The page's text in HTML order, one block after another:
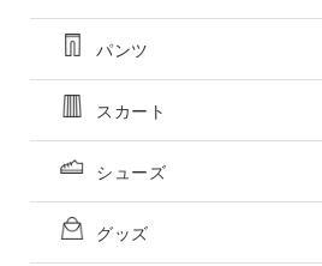
在庫 パンツ
スカート
シューズ
グッズ